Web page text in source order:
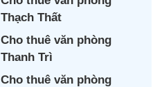
Thạch Thất
Cho thuê văn phòng
Thanh Trì
Cho thuê văn phòng